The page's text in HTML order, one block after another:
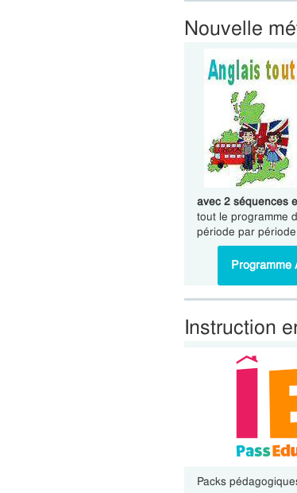
Nouvelle
avec 2 séquences
tout le programme
période par
Programme
Instruction
Packs